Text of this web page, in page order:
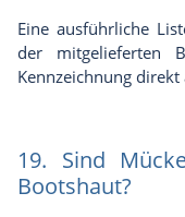
Eine ausführliche
der mitgelieferten
Kennzeichnung
19. Sind
Bootshaut?